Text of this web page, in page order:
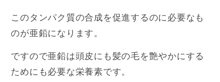
このタンパク質の合成を促進するのに必要なも
のが亜鉛になります。
ですので亜鉛は頭皮にも髪の毛を艶やかにする
ためにも必要な栄養素です。